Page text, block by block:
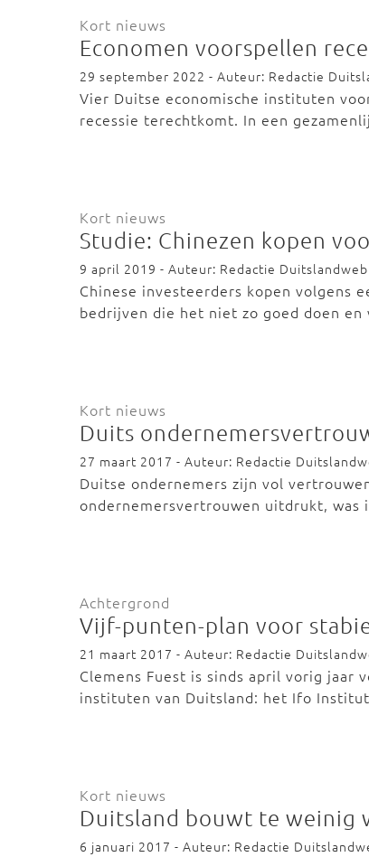
Kort nieuws
Economen voorspellen
29 september 2022 - Auteur: Redactie
Vier Duitse economische instituten
recessie terechtkomt. In een
Kort nieuws
Studie: Chinezen kopen
9 april 2019 - Auteur: Redactie Duitslandweb
Chinese investeerders kopen volgens
bedrijven die het niet zo goed doen
Kort nieuws
Duits
27 maart 2017 - Auteur: Redactie
Duitse ondernemers zijn vol
ondernemersvertrouwen uitdrukt,
Achtergrond
Vijf-punten-plan voor
21 maart 2017 - Auteur: Redactie
Clemens Fuest is sinds april vorig jaar
instituten van Duitsland: het Ifo
Kort nieuws
Duitsland bouwt te weinig
6 januari 2017 - Auteur: Redactie